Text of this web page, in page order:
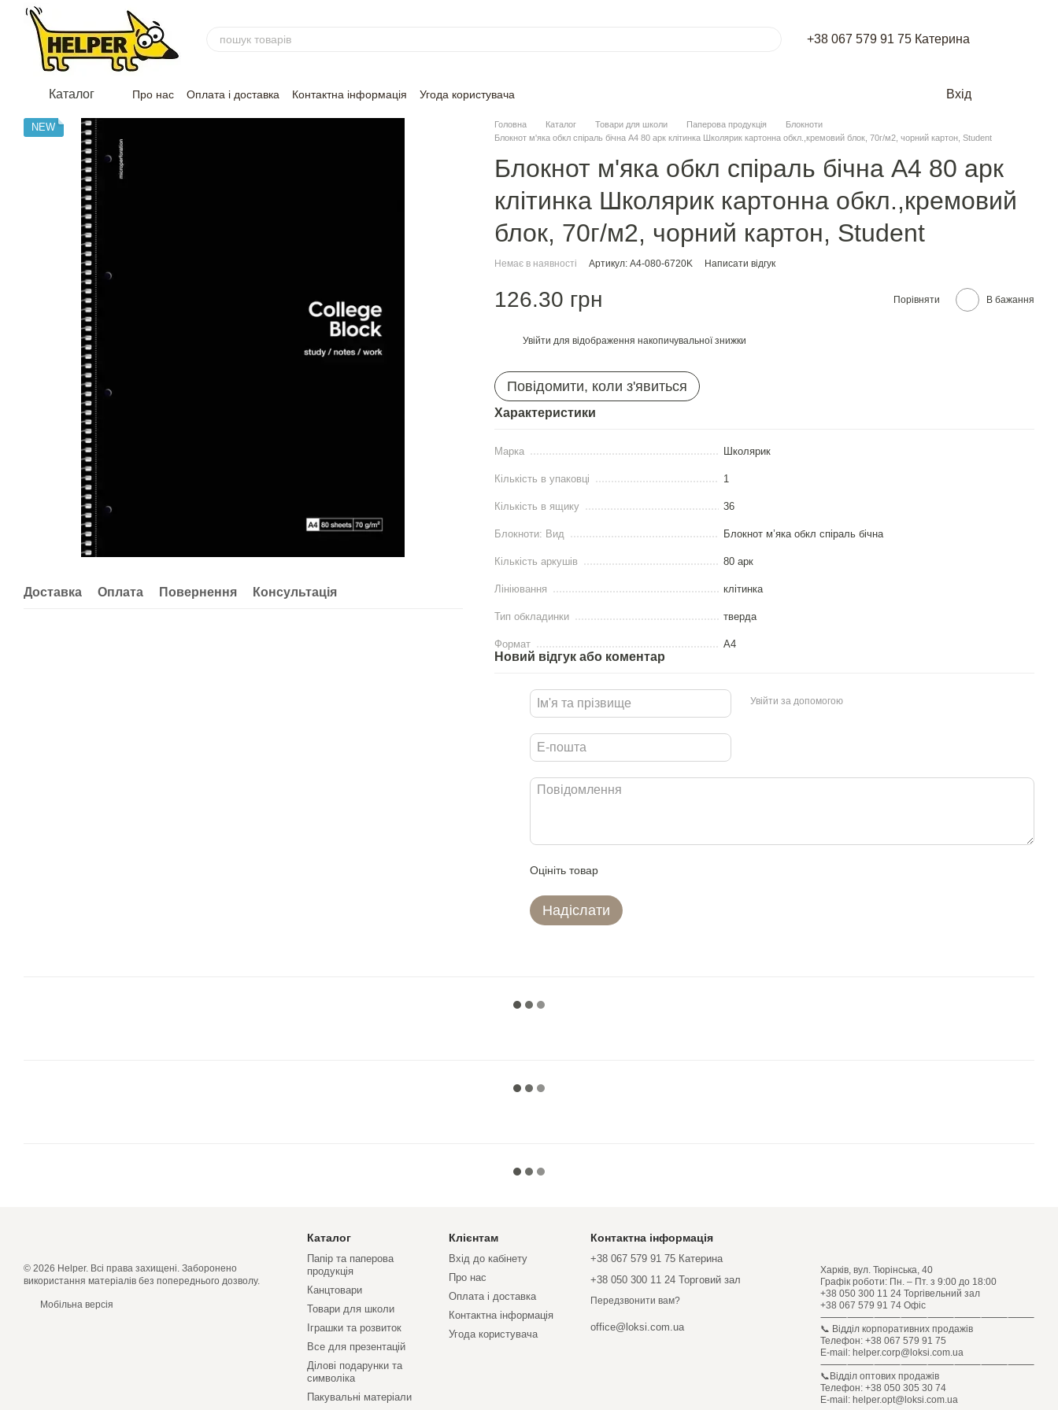
Перейти до основного контенту
+38 067 579 91 75 Катерина
Каталог Про нас Оплата і доставка Контактна інформація Угода користувача Вхід
NEW
Доставка Оплата Повернення Консультація
Головна Каталог Товари для школи Паперова продукція
Блокноти
Блокнот м'яка обкл спіраль бічна А4 80 арк клітинка Школярик картонна обкл.,кремовий блок, 70г/м2, чорний картон, Student
Блокнот м'яка обкл спіраль бічна А4 80 арк
клітинка Школярик картонна обкл.,кремовий
блок, 70г/м2, чорний картон, Student
Немає в наявності Артикул: A4-080-6720K Написати відгук
126.30 грн Порівняти В бажання
Увійти для відображення накопичувальної знижки
Повідомити, коли з'явиться
Характеристики
Марка Школярик
Кількість в упаковці 1
Кількість в ящику 36
Блокноти: Вид Блокнот м’яка обкл спіраль бічна
Кількість аркушів 80 арк
Лініювання клітинка
Тип обкладинки тверда
Формат А4
Новий відгук або коментар
Увійти за допомогою
Оцініть товар
Надіслати
© 2026 Helper. Всі права захищені. Заборонено
використання матеріалів без попереднього дозволу.
Мобільна версія
Каталог
Папір та паперова
продукція
Канцтовари
Товари для школи
Іграшки та розвиток
Все для презентацій
Ділові подарунки та
символіка
Пакувальні матеріали
Клієнтам
Вхід до кабінету
Про нас
Оплата і доставка
Контактна інформація
Угода користувача
Контактна інформація
+38 067 579 91 75 Катерина
+38 050 300 11 24 Торговий зал
Передзвонити вам?
office@loksi.com.ua
Харків, вул. Тюрінська, 40
Графік роботи: Пн. – Пт. з 9:00 до 18:00
+38 050 300 11 24 Торгівельний зал
+38 067 579 91 74 Офіс
⸻⸻⸻⸻⸻⸻⸻⸻
📞 Відділ корпоративних продажів
Телефон: +38 067 579 91 75
E-mail: helper.corp@loksi.com.ua
⸻⸻⸻⸻⸻⸻⸻⸻
📞Відділ оптових продажів
Телефон: +38 050 305 30 74
E-mail: helper.opt@loksi.com.ua